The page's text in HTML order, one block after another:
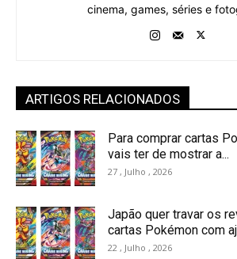
cinema, games, séries e
ARTIGOS RELACIONADOS
Para comprar cartas
vais ter de mostrar a...
27 , Julho , 2026
Japão quer travar os
cartas Pokémon com
22 , Julho , 2026